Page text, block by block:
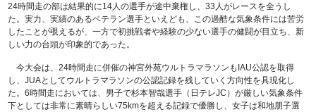
24時間走の部は結果的に14人の選手が途中棄権し、33人がレースを全うし
た。実力、実績のあるベテラン選手といえども、この過酷な気象条件には苦労
したことが覗えるが、一方で初挑戦者や経験の少ない選手の健闘が目立ち、新
しい力の台頭が印象的であった。
今大会は、24時間走に併催の神宮外苑ウルトラマラソンもIAU公認を取得
し、JUAとしてウルトラマラソンの公認記録を残していく方向性を具現化し
た。6時間走においては、男子で杉本智哉選手（日テレJC）が厳しい気象条件
下としては非常に素晴らしい75kmを超える記録で優勝し、女子は和地朋子選